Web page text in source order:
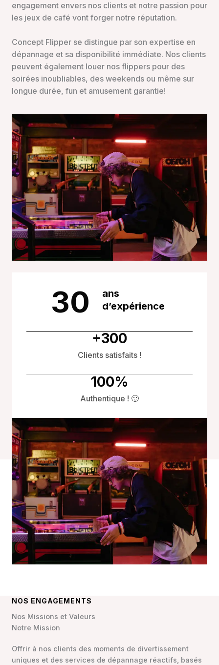
engagement envers nos clients et notre passion pour
les jeux de café vont forger notre réputation.
Concept Flipper se distingue par son expertise en
dépannage et sa disponibilité immédiate. Nos clients
peuvent également louer nos flippers pour des
soirées inoubliables, des weekends ou même sur
longue durée, fun et amusement garantie!
30
ans
d’expérience
+300
Clients satisfaits !
100%
Authentique ! 🙂
NOS ENGAGEMENTS
Nos Missions et Valeurs
Notre Mission
Offrir à nos clients des moments de divertissement
uniques et des services de dépannage réactifs, basés